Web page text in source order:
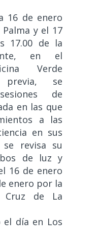
16 de enero
y el 17
17.00 de la
en el
Verde
previa, se
de
en las que
a las
en sus
se revisa su
de luz y
16 de enero
enero por la
Cruz de La
día en Los